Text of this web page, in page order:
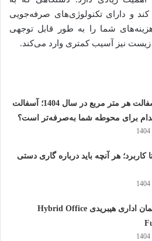
و دارای تکنولوژی‌های صرفه‌جویی
شما را به طور قابل توجهی
نیز آسیب کمتری وارد می‌کند.
هزینه آسفالت هر متر مربع در سال 1404؛ آسفالت
کدام برای محوطه شما به‌صرفه‌تر است؟
تا کاربرد؛ هر آنچه باید درباره گاری دستی
آینده مبلمان اداری هیبریدی Hybrid Office